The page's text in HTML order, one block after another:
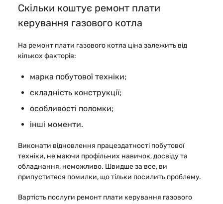
Скільки коштує ремонт плати
керування газового котла
На ремонт плати газового котла ціна залежить від
кількох факторів:
марка побутової техніки;
складність конструкції;
особливості поломки;
інші моменти.
Виконати відновлення працездатності побутової
техніки, не маючи профільних навичок, досвіду та
обладнання, неможливо. Швидше за все, ви
припуститеся помилки, що тільки посилить проблему.
Вартість послуги ремонт плати керування газового